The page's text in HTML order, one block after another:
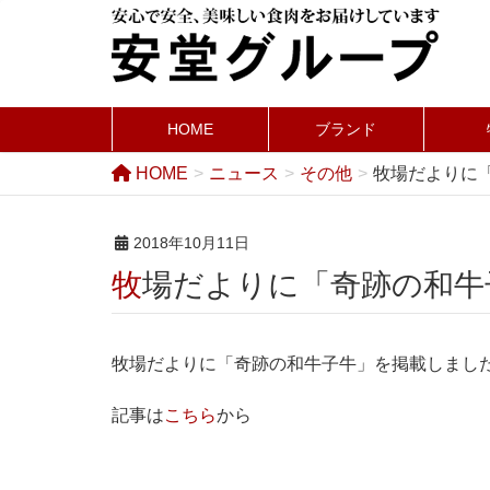
HOME ブランド
HOME ニュース その他 牧場だよりに
2018年10月11日
牧場だよりに「奇跡の和
牧場だよりに「奇跡の和牛子牛」を掲載しまし
記事はこちらから